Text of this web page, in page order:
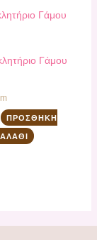
Γάμου
ΠΡΟΣΘΉΚΗ